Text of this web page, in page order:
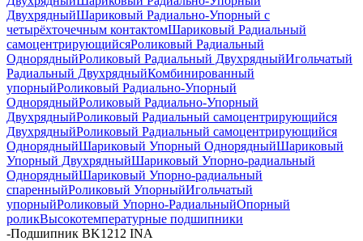
ДвухрядныйШариковый Радиально-Упорный с
четырёхточечным контактомШариковый Радиальный
самоцентрирующийсяРоликовый Радиальный
ОднорядныйРоликовый Радиальный ДвухрядныйИгольчатый
Радиальный ДвухрядныйКомбинированный
упорныйРоликовый Радиально-Упорный
ОднорядныйРоликовый Радиально-Упорный
ДвухрядныйРоликовый Радиальный самоцентрирующийся
ДвухрядныйРоликовый Радиальный самоцентрирующийся
ОднорядныйШариковый Упорный ОднорядныйШариковый
Упорный ДвухрядныйШариковый Упорно-радиальный
ОднорядныйШариковый Упорно-радиальный
спаренныйРоликовый УпорныйИгольчатый
упорныйРоликовый Упорно-РадиальныйОпорный
роликВысокотемпературные подшипники
-Подшипник BK1212 INA